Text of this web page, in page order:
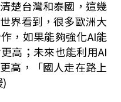
楚台灣和泰國，這幾
界看到，很多歐洲大
，如果能夠強化AI能
高；未來也能利用AI
高，「國人走在路上